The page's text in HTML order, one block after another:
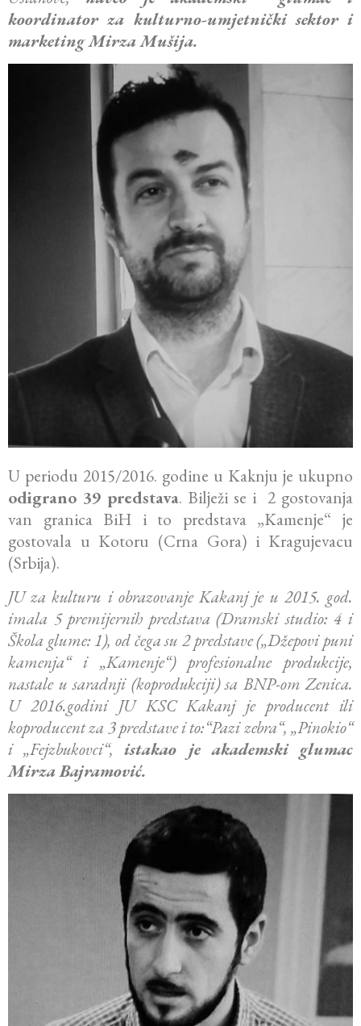
koordinator za kulturno-umjetnički sektor i
marketing Mirza Mušija.
U periodu 2015/2016. godine u Kaknju je ukupno
odigrano 39 predstava. Bilježi se i 2 gostovanja
van granica BiH i to predstava „Kamenje“ je
gostovala u Kotoru (Crna Gora) i Kragujevacu
(Srbija).
JU za kulturu i obrazovanje Kakanj je u 2015. god.
imala 5 premijernih predstava (Dramski studio: 4 i
Škola glume: 1), od čega su 2 predstave („Džepovi puni
kamenja“ i „Kamenje“) profesionalne produkcije,
nastale u saradnji (koprodukciji) sa BNP-om Zenica.
U 2016.godini JU KSC Kakanj je producent ili
koproducent za 3 predstave i to:“Pazi zebra“, „Pinokio“
i „Fejzbukovci“,istakao je akademski glumac
Mirza Bajramović.